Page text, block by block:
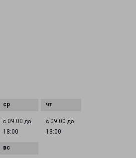
с 09:00 до
18:00
с 09:00 до
18:00